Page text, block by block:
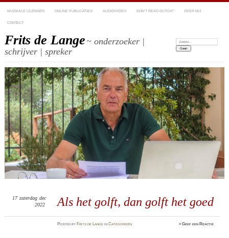
MUZIKALE LEZINGEN ONLINE PUBLICATIES AUDIO/VIDEO DON’T READ DUTCH? OVER MIJ
CONTACT
Frits de Lange~ onderzoeker |
schrijver | spreker
Zoeken:
Als het golft, dan golft het goed
17 zaterdag dec
2022
PostedbyFrits de Lange inCategorieën ≈Geef een Reactie